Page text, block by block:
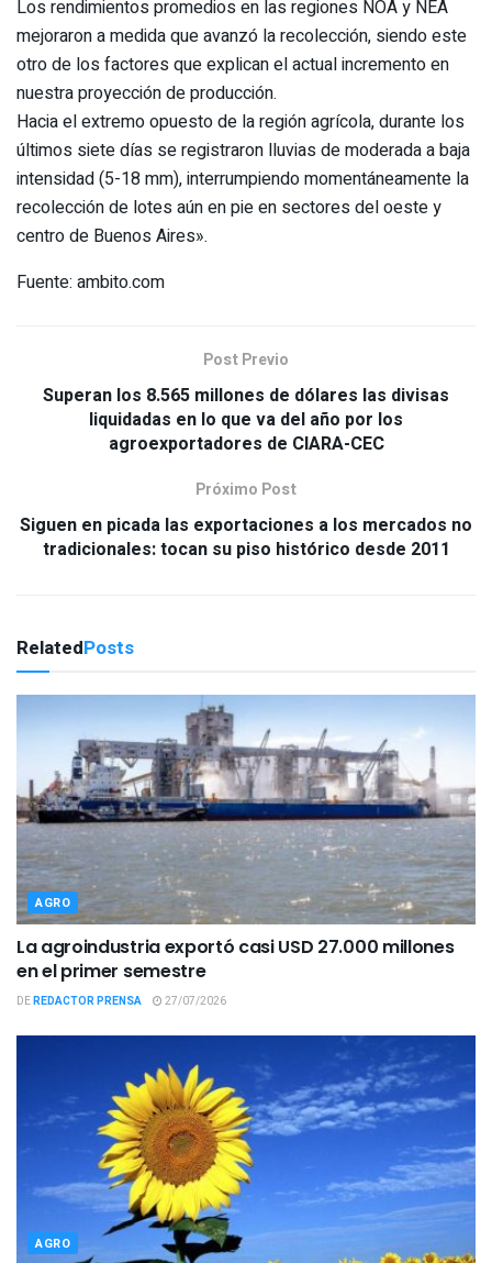
Los rendimientos promedios en las regiones NOA y NEA
mejoraron a medida que avanzó la recolección, siendo este
otro de los factores que explican el actual incremento en
nuestra proyección de producción.
Hacia el extremo opuesto de la región agrícola, durante los
últimos siete días se registraron lluvias de moderada a baja
intensidad (5-18 mm), interrumpiendo momentáneamente la
recolección de lotes aún en pie en sectores del oeste y
centro de Buenos Aires».
Fuente: ambito.com
Post Previo
Superan los 8.565 millones de dólares las divisas
liquidadas en lo que va del año por los
agroexportadores de CIARA-CEC
Próximo Post
Siguen en picada las exportaciones a los mercados no
tradicionales: tocan su piso histórico desde 2011
RelatedPosts
AGRO
La agroindustria exportó casi USD 27.000 millones
en el primer semestre
DEREDACTOR PRENSA 27/07/2026
AGRO